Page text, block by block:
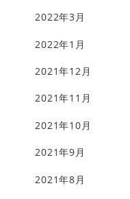
2022年3月
2022年1月
2021年12月
2021年11月
2021年10月
2021年9月
2021年8月